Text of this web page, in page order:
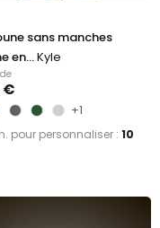
sans manches
en...Kyle
€
+1
pour personnaliser : 10